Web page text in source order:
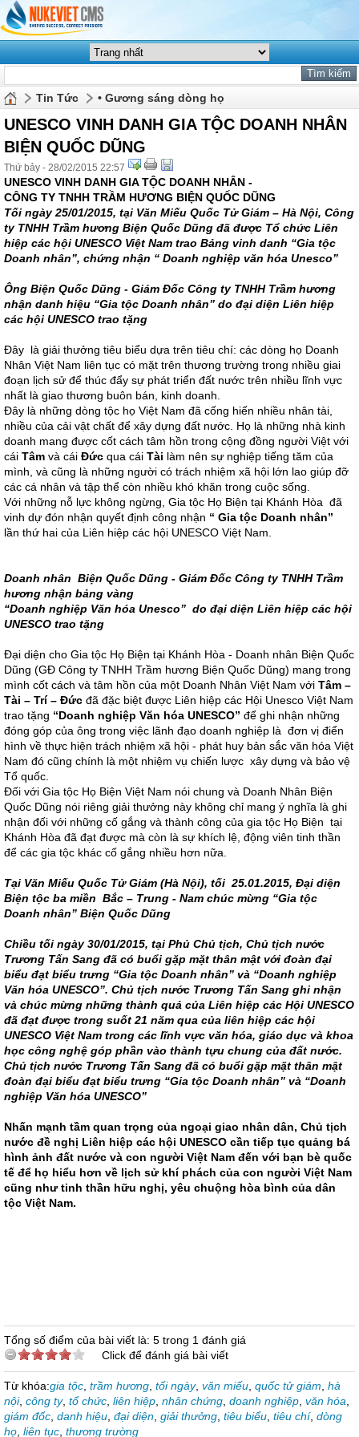
Tin Tức • Gương sáng dòng họ
UNESCO VINH DANH GIA TỘC DOANH NHÂN
BIỆN QUỐC DŨNG
Thứ bảy - 28/02/2015 22:57
UNESCO VINH DANH GIA TỘC DOANH NHÂN -
CÔNG TY TNHH TRẦM HƯƠNG BIỆN QUỐC DŨNG
Tối ngày 25/01/2015, tại Văn Miếu Quốc Tử Giám – Hà Nội, Công
ty TNHH Trầm hương Biện Quốc Dũng đã được Tổ chức Liên
hiệp các hội UNESCO Việt Nam trao Bảng vinh danh “Gia tộc
Doanh nhân”, chứng nhận “ Doanh nghiệp văn hóa Unesco”
Ông Biện Quốc Dũng - Giám Đốc Công ty TNHH Trầm hương
nhận danh hiệu “Gia tộc Doanh nhân” do đại diện Liên hiệp
các hội UNESCO trao tặng
Đây là giải thưởng tiêu biểu dựa trên tiêu chí: các dòng họ Doanh
Nhân Việt Nam liên tục có mặt trên thương trường trong nhiều giai
đoạn lịch sử để thúc đẩy sự phát triển đất nước trên nhiều lĩnh vực
nhất là giao thương buôn bán, kinh doanh.
Đây là những dòng tộc họ Việt Nam đã cống hiến nhiều nhân tài,
nhiều của cải vật chất để xây dựng đất nước. Họ là những nhà kinh
doanh mang được cốt cách tâm hồn trong cộng đồng người Việt với
cái Tâm và cái Đức qua cái Tài làm nên sự nghiệp tiếng tăm của
mình, và cũng là những người có trách nhiệm xã hội lớn lao giúp đỡ
các cá nhân và tập thể còn nhiều khó khăn trong cuộc sống.
Với những nỗ lực không ngừng, Gia tộc Họ Biện tại Khánh Hòa đã
vinh dự đón nhận quyết định công nhận “ Gia tộc Doanh nhân”
lần thứ hai của Liên hiệp các hội UNESCO Việt Nam.
Doanh nhân Biện Quốc Dũng - Giám Đốc Công ty TNHH Trầm
hương nhận bảng vàng
“Doanh nghiệp Văn hóa Unesco” do đại diện Liên hiệp các hội
UNESCO trao tặng
Đại diện cho Gia tộc Họ Biện tại Khánh Hòa - Doanh nhân Biện Quốc
Dũng (GĐ Công ty TNHH Trầm hương Biện Quốc Dũng) mang trong
mình cốt cách và tâm hồn của một Doanh Nhân Việt Nam với Tâm –
Tài – Trí – Đức đã đặc biệt được Liên hiệp các Hội Unesco Việt Nam
trao tặng “Doanh nghiệp Văn hóa UNESCO” để ghi nhận những
đóng góp của ông trong việc lãnh đạo doanh nghiệp là đơn vị điển
hình về thực hiện trách nhiệm xã hội - phát huy bản sắc văn hóa Việt
Nam đó cũng chính là một nhiệm vụ chiến lược xây dựng và bảo vệ
Tổ quốc.
Đối với Gia tộc Họ Biện Việt Nam nói chung và Doanh Nhân Biện
Quốc Dũng nói riêng giải thưởng này không chỉ mang ý nghĩa là ghi
nhận đối với những cố gắng và thành công của gia tộc Họ Biện tại
Khánh Hòa đã đạt được mà còn là sự khích lệ, động viên tinh thần
để các gia tộc khác cố gắng nhiều hơn nữa.
Tại Văn Miếu Quốc Tử Giám (Hà Nội), tối 25.01.2015, Đại diện
Biện tộc ba miền Bắc – Trung - Nam chúc mừng “Gia tộc
Doanh nhân” Biện Quốc Dũng
Chiều tối ngày 30/01/2015, tại Phủ Chủ tịch, Chủ tịch nước
Trương Tấn Sang đã có buổi gặp mặt thân mật với đoàn đại
biểu đạt biểu trưng “Gia tộc Doanh nhân” và “Doanh nghiệp
Văn hóa UNESCO”. Chủ tịch nước Trương Tấn Sang ghi nhận
và chúc mừng những thành quả của Liên hiệp các Hội UNESCO
đã đạt được trong suốt 21 năm qua của liên hiệp các hội
UNESCO Việt Nam trong các lĩnh vực văn hóa, giáo dục và khoa
học công nghệ góp phần vào thành tựu chung của đất nước.
Chủ tịch nước Trương Tấn Sang đã có buổi gặp mặt thân mật
đoàn đại biểu đạt biểu trưng “Gia tộc Doanh nhân” và “Doanh
nghiệp Văn hóa UNESCO”
Nhấn mạnh tầm quan trọng của ngoại giao nhân dân, Chủ tịch
nước đề nghị Liên hiệp các hội UNESCO cần tiếp tục quảng bá
hình ảnh đất nước và con người Việt Nam đến với bạn bè quốc
tế để họ hiểu hơn về lịch sử khí phách của con người Việt Nam
cũng như tinh thần hữu nghị, yêu chuộng hòa bình của dân
tộc Việt Nam.
Tổng số điểm của bài viết là: 5 trong 1 đánh giá
Click để đánh giá bài viết
Từ khóa:gia tộc trầm hương tối ngày, văn miếu quốc tử giám hà
nội, công ty, tổ chức liên hiệp nhân chứng doanh nghiệp văn hóa
giám đốc danh hiệu đại diện giải thưởng tiêu biểu tiêu chí, dòng
họ liên tục thương trường